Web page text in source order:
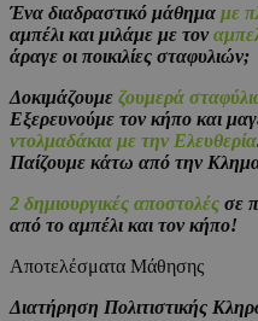
Ένα διαδραστικό μάθημα με
αμπέλι και μιλάμε με τον
άραγε οι ποικιλίες σταφυλιών;
Δοκιμάζουμε ζουμερά
Εξερευνούμε τον κήπο και
ντολμαδάκια με την Ελευθερία
Παίζουμε κάτω από την
2 δημιουργικές αποστολές σε
από το αμπέλι και τον κήπο!
Αποτελέσματα Μάθησης
Διατήρηση Πολιτιστικής